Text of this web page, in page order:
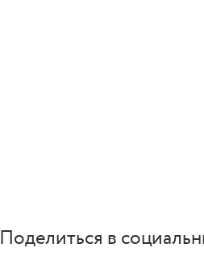
Поделиться в